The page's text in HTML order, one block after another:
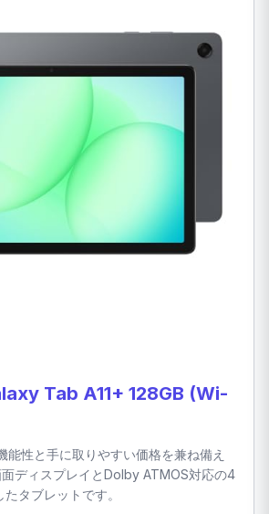
Tab A11+ 128GB (Wi-
能性と手に取りやすい価格を兼ね備え
面ディスプレイとDolby ATMOS対応の4
タブレットです。